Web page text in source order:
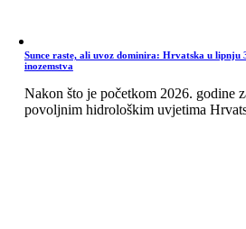
Sunce raste, ali uvoz dominira: Hrvatska u lipnju
inozemstva
Nakon što je početkom 2026. godine
povoljnim hidrološkim uvjetima